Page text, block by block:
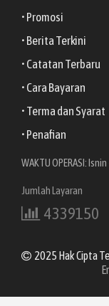
• Promosi
• Berita Terkini
• Catatan Terbaru
• Cara Bayaran
• Terma dan Syarat
• Penafian
WAKTU OPERASI:
Jumlah Layaran
4339150
2025 Hak Cipta